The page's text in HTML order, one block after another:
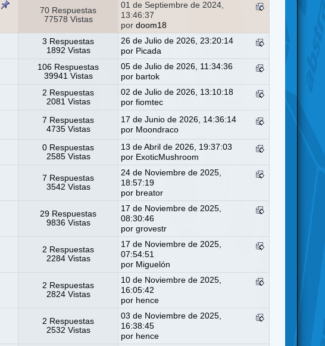
70 Respuestas
77578 Vistas
01 de Septiembre de 2024,
13:46:37
pordoom18
3 Respuestas
1892 Vistas
26 de Julio de 2026, 23:20:14
por Picada
106 Respuestas
39941 Vistas
05 de Julio de 2026, 11:34:36
por bartok
2 Respuestas
2081 Vistas
02 de Julio de 2026, 13:10:18
porfiomtec
7 Respuestas
4735 Vistas
17 de Junio de 2026, 14:36:14
por Moondraco
0 Respuestas
2585 Vistas
13 de Abril de 2026, 19:37:03
por ExoticMushroom
7 Respuestas
3542 Vistas
24 de Noviembre de 2025,
18:57:19
por breator
29 Respuestas
9836 Vistas
17 de Noviembre de 2025,
08:30:46
porgrovestr
2 Respuestas
2284 Vistas
17 de Noviembre de 2025,
07:54:51
por Miguelón
2 Respuestas
2824 Vistas
10 de Noviembre de 2025,
16:05:42
por hence
2 Respuestas
2532 Vistas
03 de Noviembre de 2025,
16:38:45
por hence